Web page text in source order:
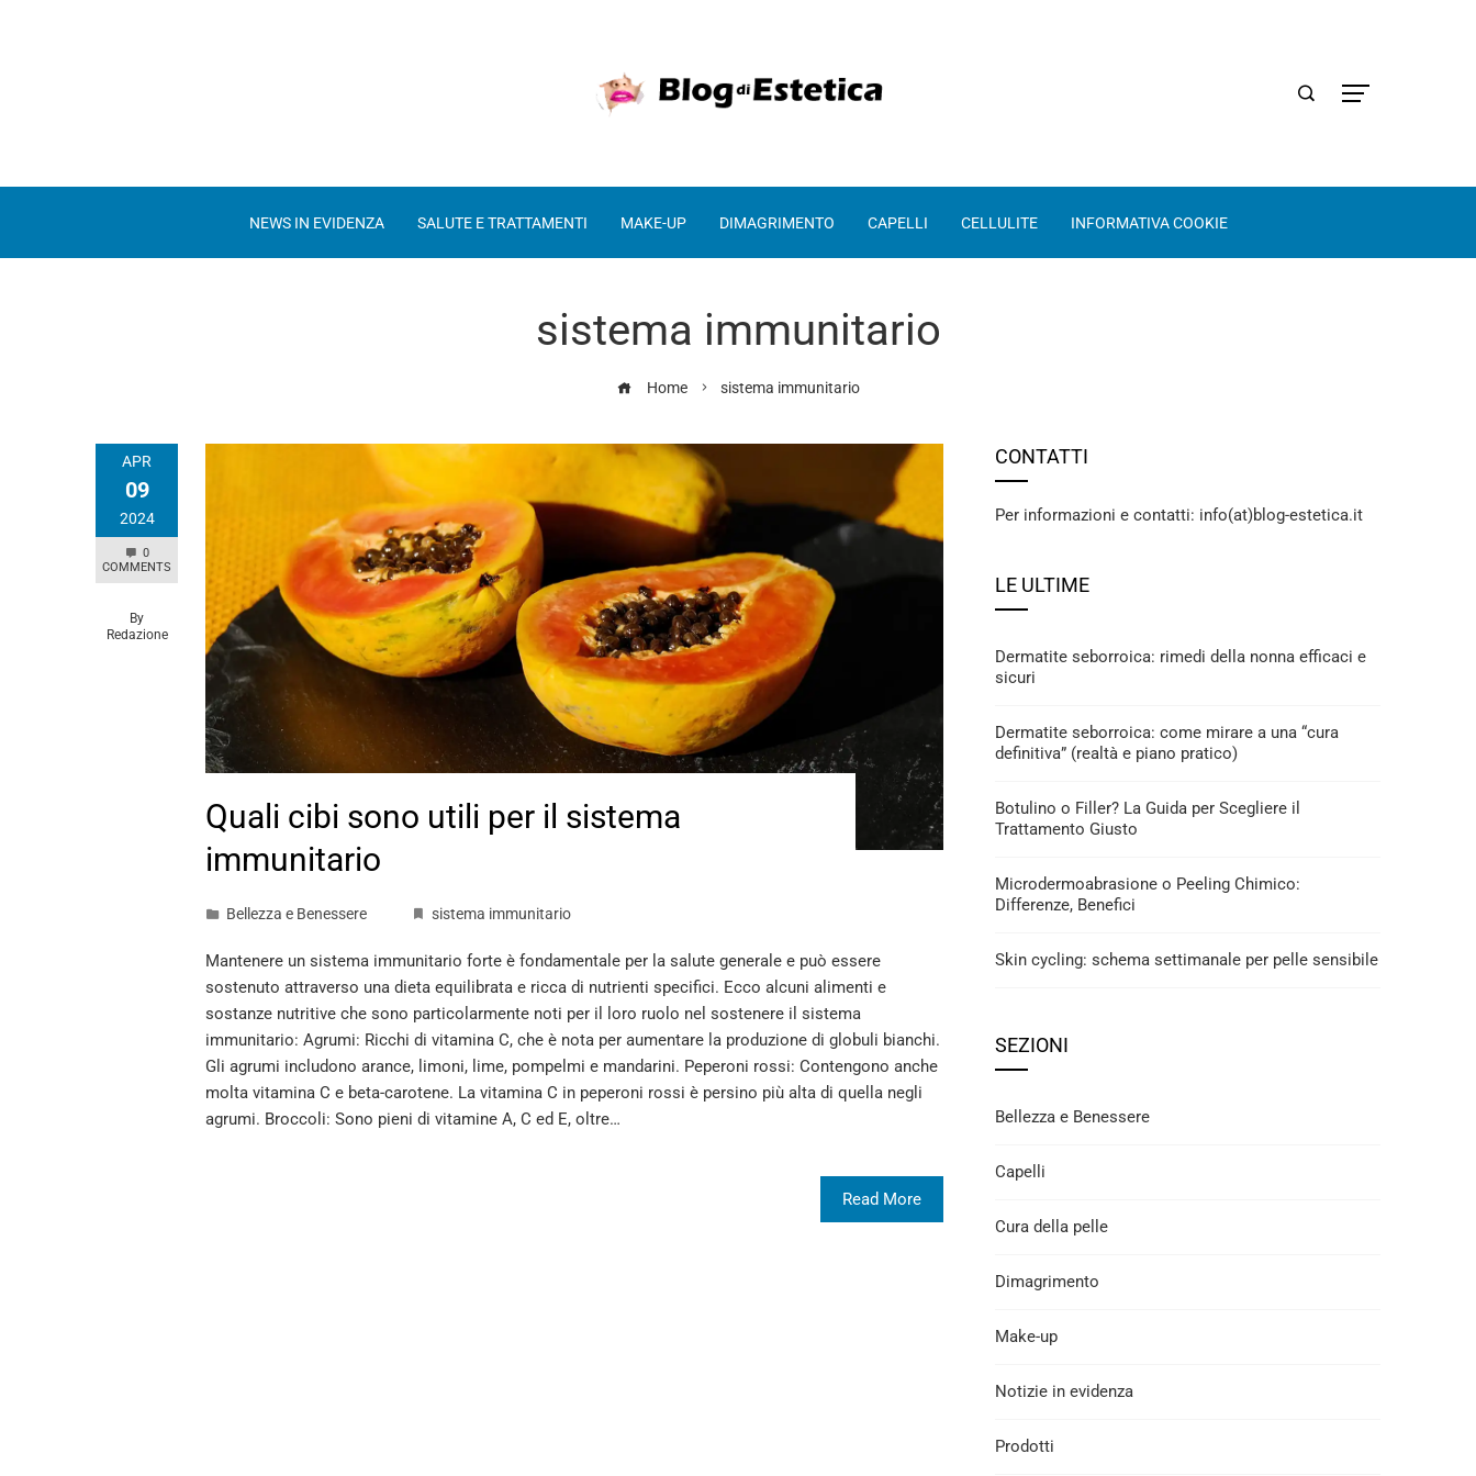
NEWS IN EVIDENZA SALUTE E TRATTAMENTI MAKE-UP DIMAGRIMENTO CAPELLI CELLULITE INFORMATIVA COOKIE
sistema immunitario
Home sistema immunitario
APR
09
2024
0
COMMENTS
By
Redazione
Quali cibi sono utili per il sistema
immunitario
Bellezza e Benessere sistema immunitario
Mantenere un sistema immunitario forte è fondamentale per la salute generale e può essere
sostenuto attraverso una dieta equilibrata e ricca di nutrienti specifici. Ecco alcuni alimenti e
sostanze nutritive che sono particolarmente noti per il loro ruolo nel sostenere il sistema
immunitario: Agrumi: Ricchi di vitamina C, che è nota per aumentare la produzione di globuli bianchi.
Gli agrumi includono arance, limoni, lime, pompelmi e mandarini. Peperoni rossi: Contengono anche
molta vitamina C e beta-carotene. La vitamina C in peperoni rossi è persino più alta di quella negli
agrumi. Broccoli: Sono pieni di vitamine A, C ed E, oltre…
Read More
CONTATTI
Per informazioni e contatti: info(at)blog-estetica.it
LE ULTIME
Dermatite seborroica: rimedi della nonna efficaci e
sicuri
Dermatite seborroica: come mirare a una “cura
definitiva” (realtà e piano pratico)
Botulino o Filler? La Guida per Scegliere il
Trattamento Giusto
Microdermoabrasione o Peeling Chimico:
Differenze, Benefici
Skin cycling: schema settimanale per pelle sensibile
SEZIONI
Bellezza e Benessere
Capelli
Cura della pelle
Dimagrimento
Make-up
Notizie in evidenza
Prodotti